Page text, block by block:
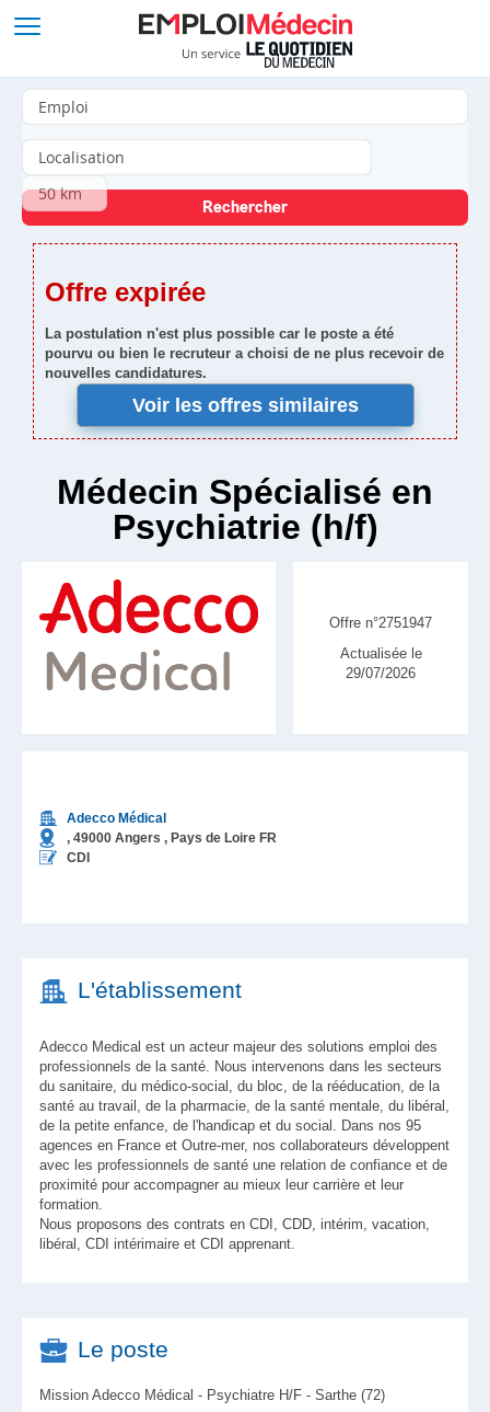
Offre expirée
La postulation n'est plus possible car le poste a été
pourvu ou bien le recruteur a choisi de ne plus recevoir de
nouvelles candidatures.
Voir les offres similaires
Médecin Spécialisé en
Psychiatrie (h/f)
Adecco Médical
, 49000 Angers , Pays de Loire FR
CDI
Offre n°2751947
Actualisée le
29/07/2026
L'établissement
Adecco Medical est un acteur majeur des solutions emploi des
professionnels de la santé. Nous intervenons dans les secteurs
du sanitaire, du médico-social, du bloc, de la rééducation, de la
santé au travail, de la pharmacie, de la santé mentale, du libéral,
de la petite enfance, de l'handicap et du social. Dans nos 95
agences en France et Outre-mer, nos collaborateurs développent
avec les professionnels de santé une relation de confiance et de
proximité pour accompagner au mieux leur carrière et leur
formation.
Nous proposons des contrats en CDI, CDD, intérim, vacation,
libéral, CDI intérimaire et CDI apprenant.
Le poste
Mission Adecco Médical - Psychiatre H/F - Sarthe (72)